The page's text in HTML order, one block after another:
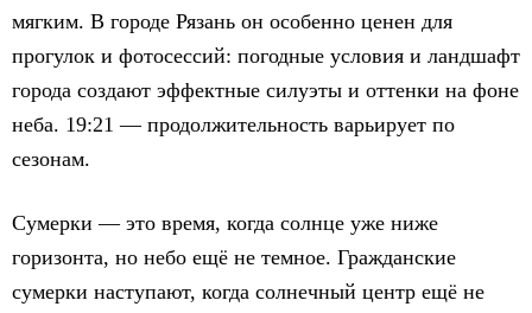
мягким. В городе Рязань он особенно ценен для
прогулок и фотосессий: погодные условия и ландшафт
города создают эффектные силуэты и оттенки на фоне
неба. 19:21 — продолжительность варьирует по
сезонам.
Сумерки — это время, когда солнце уже ниже
горизонта, но небо ещё не темное. Гражданские
сумерки наступают, когда солнечный центр ещё не